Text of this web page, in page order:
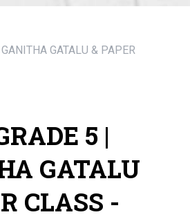
GATALU & PAPER
5 |
GATALU
CLASS -